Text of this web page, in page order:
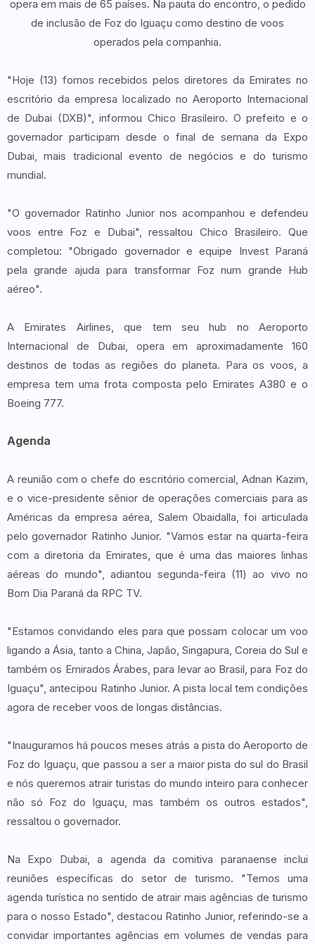
opera em mais de 65 países. Na pauta do encontro, o pedido
de inclusão de Foz do Iguaçu como destino de voos
operados pela companhia.
"Hoje (13) fomos recebidos pelos diretores da Emirates no
escritório da empresa localizado no Aeroporto Internacional
de Dubai (DXB)", informou Chico Brasileiro. O prefeito e o
governador participam desde o final de semana da Expo
Dubai, mais tradicional evento de negócios e do turismo
mundial.
"O governador Ratinho Junior nos acompanhou e defendeu
voos entre Foz e Dubai", ressaltou Chico Brasileiro. Que
completou: "Obrigado governador e equipe Invest Paraná
pela grande ajuda para transformar Foz num grande Hub
aéreo".
A Emirates Airlines, que tem seu hub no Aeroporto
Internacional de Dubai, opera em aproximadamente 160
destinos de todas as regiões do planeta. Para os voos, a
empresa tem uma frota composta pelo Emirates A380 e o
Boeing 777.
Agenda
A reunião com o chefe do escritório comercial, Adnan Kazim,
e o vice-presidente sênior de operações comerciais para as
Américas da empresa aérea, Salem Obaidalla, foi articulada
pelo governador Ratinho Junior. "Vamos estar na quarta-feira
com a diretoria da Emirates, que é uma das maiores linhas
aéreas do mundo", adiantou segunda-feira (11) ao vivo no
Bom Dia Paraná da RPC TV.
"Estamos convidando eles para que possam colocar um voo
ligando a Ásia, tanto a China, Japão, Singapura, Coreia do Sul e
também os Emirados Árabes, para levar ao Brasil, para Foz do
Iguaçu", antecipou Ratinho Junior. A pista local tem condições
agora de receber voos de longas distâncias.
"Inauguramos há poucos meses atrás a pista do Aeroporto de
Foz do Iguaçu, que passou a ser a maior pista do sul do Brasil
e nós queremos atrair turistas do mundo inteiro para conhecer
não só Foz do Iguaçu, mas também os outros estados",
ressaltou o governador.
Na Expo Dubai, a agenda da comitiva paranaense inclui
reuniões específicas do setor de turismo. "Temos uma
agenda turística no sentido de atrair mais agências de turismo
para o nosso Estado", destacou Ratinho Junior, referindo-se a
convidar importantes agências em volumes de vendas para